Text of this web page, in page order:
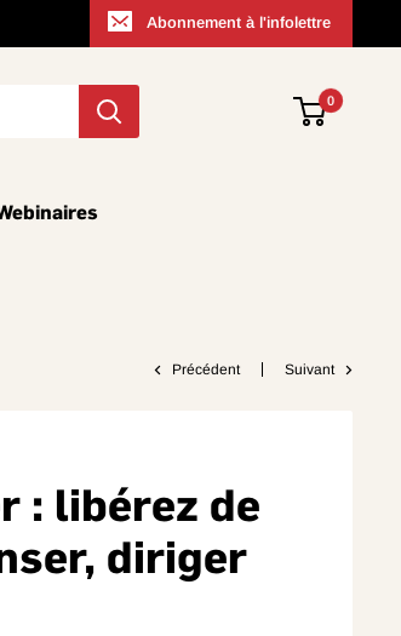
Abonnement à l'infolettre
0
Précédent Suivant
: libérez de
diriger